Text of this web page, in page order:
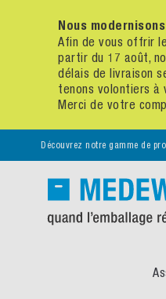
Nous
Afin de vous offrir
partir du 17 août,
délais de livraison
tenons volontiers à
Merci de votre
Découvrez notre gamme de